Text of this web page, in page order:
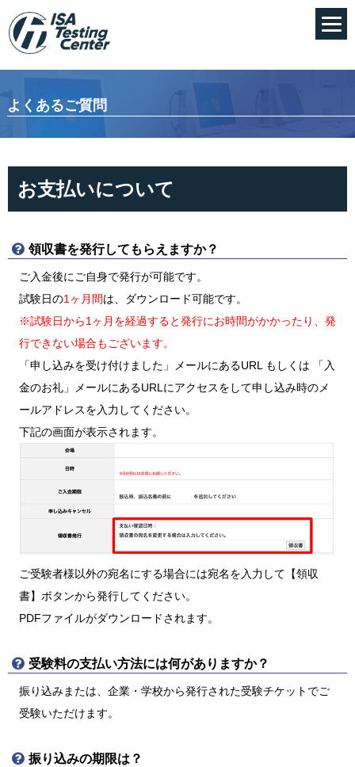
よくあるご質問
お支払いについて
領収書を発行してもらえますか？
ご入金後にご自身で発行が可能です。
試験日の1ヶ月間は、ダウンロード可能です。
※試験日から1ヶ月を経過すると発行にお時間がかかったり、発
行できない場合もございます。
「申し込みを受け付けました」メールにあるURL もしくは 「入
金のお礼」メールにあるURLにアクセスをして申し込み時のメ
ールアドレスを入力してください。
下記の画面が表示されます。
ご受験者様以外の宛名にする場合には宛名を入力して【領収
書】ボタンから発行してください。
PDFファイルがダウンロードされます。
受験料の支払い方法には何がありますか？
振り込みまたは、企業・学校から発行された受験チケットでご
受験いただけます。
振り込みの期限は？